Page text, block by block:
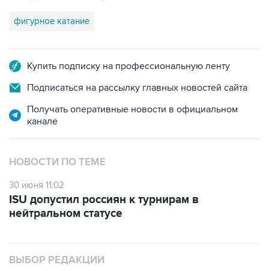
фигурное катание
Купить подписку на профессиональную ленту
Подписаться на рассылку главных новостей сайта
Получать оперативные новости в официальном
канале
НОВОСТИ ПО ТЕМЕ
30 июня 11:02
ISU допустил россиян к турнирам в
нейтральном статусе
ВЫБОР РЕДАКЦИИ